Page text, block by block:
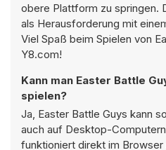
obere Plattform zu springen.
als Herausforderung mit
Viel Spaß beim Spielen von
Y8.com!
Kann man Easter Battle
spielen?
Ja, Easter Battle Guys kann
auch auf Desktop-
funktioniert direkt im